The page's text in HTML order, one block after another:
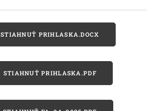
STIAHNUŤ PRIHLASKA.DOCX
STIAHNUŤ PRIHLASKA.PDF